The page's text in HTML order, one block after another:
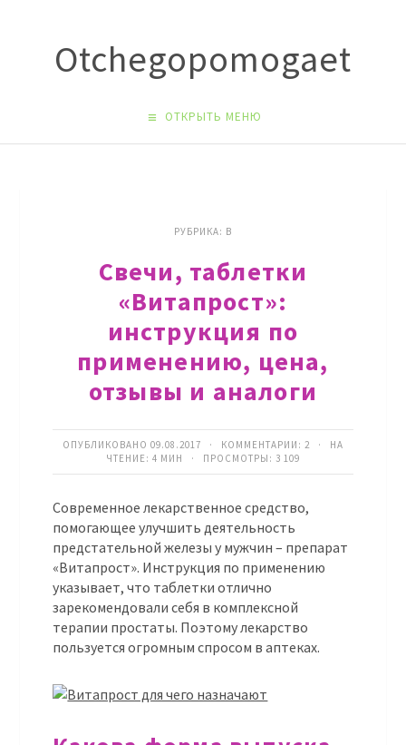
Оtchegopomogaet
ОТКРЫТЬ МЕНЮ
РУБРИКА: В
Свечи, таблетки
«Витапрост»:
инструкция по
применению, цена,
отзывы и аналоги
ОПУБЛИКОВАНО 09.08.2017 · КОММЕНТАРИИ: 2 · НА
ЧТЕНИЕ: 4 МИН · ПРОСМОТРЫ: 3 109
Современное лекарственное средство,
помогающее улучшить деятельность
предстательной железы у мужчин – препарат
«Витапрост». Инструкция по применению
указывает, что таблетки отлично
зарекомендовали себя в комплексной
терапии простаты. Поэтому лекарство
пользуется огромным спросом в аптеках.